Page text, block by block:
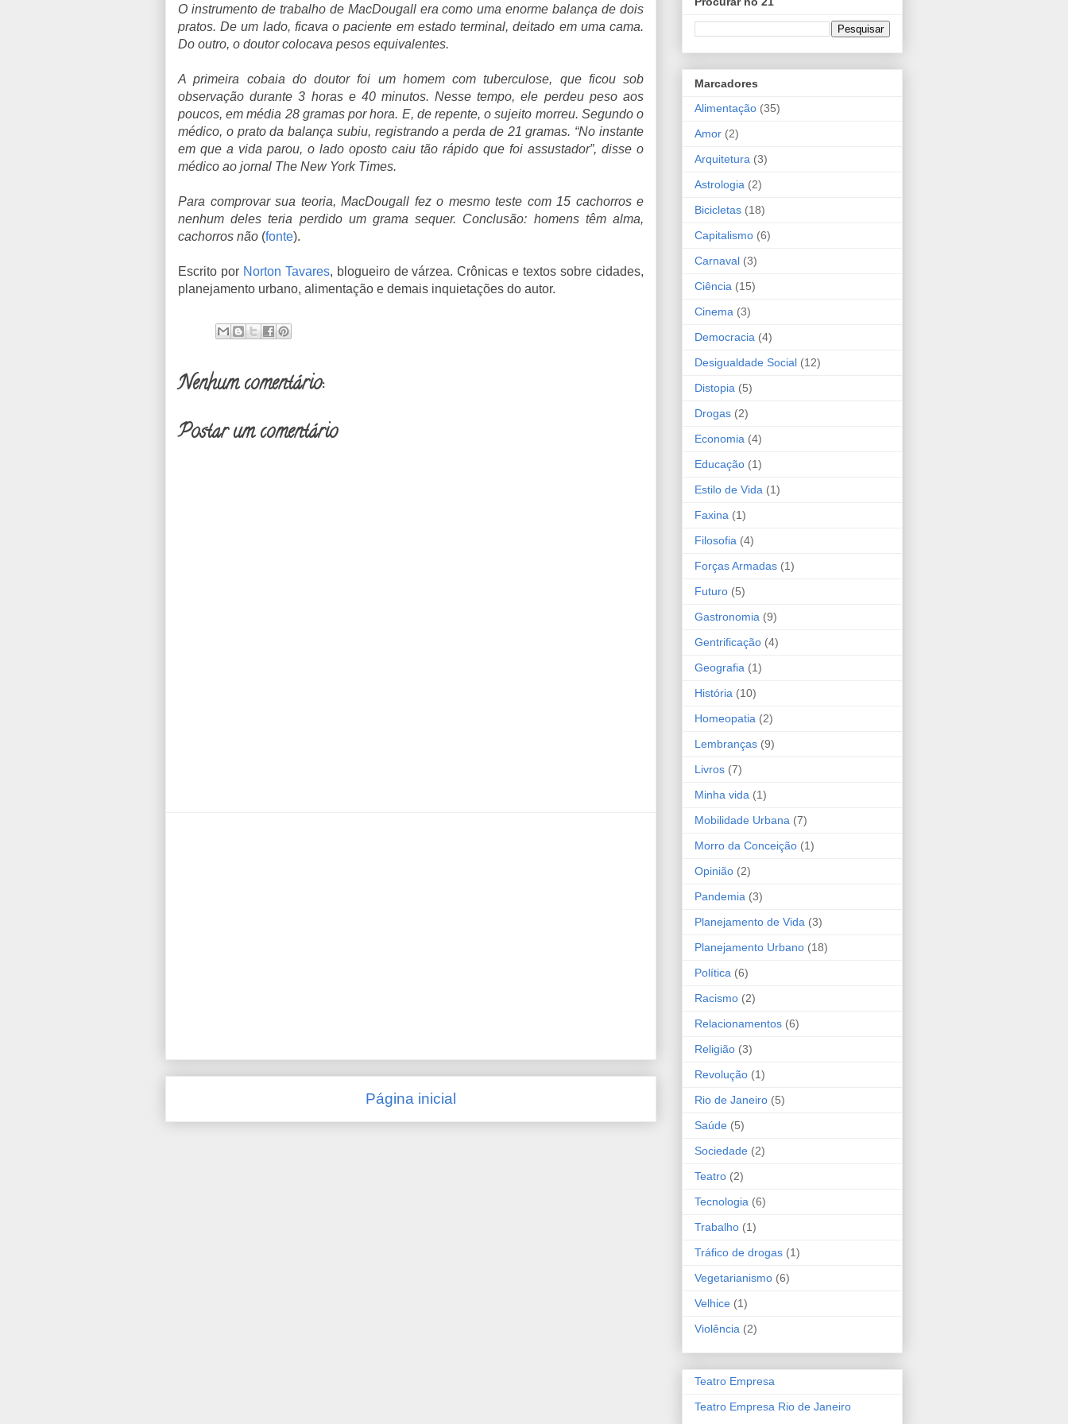
O instrumento de trabalho de MacDougall era como uma enorme balança de dois
pratos. De um lado, ficava o paciente em estado terminal, deitado em uma cama.
Do outro, o doutor colocava pesos equivalentes.
A primeira cobaia do doutor foi um homem com tuberculose, que ficou sob
observação durante 3 horas e 40 minutos. Nesse tempo, ele perdeu peso aos
poucos, em média 28 gramas por hora. E, de repente, o sujeito morreu. Segundo o
médico, o prato da balança subiu, registrando a perda de 21 gramas. “No instante
em que a vida parou, o lado oposto caiu tão rápido que foi assustador”, disse o
médico ao jornal The New York Times.
Para comprovar sua teoria, MacDougall fez o mesmo teste com 15 cachorros e
nenhum deles teria perdido um grama sequer. Conclusão: homens têm alma,
cachorros não (fonte).
Escrito por Norton Tavares, blogueiro de várzea. Crônicas e textos sobre cidades,
planejamento urbano, alimentação e demais inquietações do autor.
Nenhum comentário:
Postar um comentário
Página inicial
Marcadores
Alimentação (35)
Amor (2)
Arquitetura (3)
Astrologia (2)
Bicicletas (18)
Capitalismo (6)
Carnaval (3)
Ciência (15)
Cinema (3)
Democracia (4)
Desigualdade Social (12)
Distopia (5)
Drogas (2)
Economia (4)
Educação (1)
Estilo de Vida (1)
Faxina (1)
Filosofia (4)
Forças Armadas (1)
Futuro (5)
Gastronomia (9)
Gentrificação (4)
Geografia (1)
História (10)
Homeopatia (2)
Lembranças (9)
Livros (7)
Minha vida (1)
Mobilidade Urbana (7)
Morro da Conceição (1)
Opinião (2)
Pandemia (3)
Planejamento de Vida (3)
Planejamento Urbano (18)
Política (6)
Racismo (2)
Relacionamentos (6)
Religião (3)
Revolução (1)
Rio de Janeiro (5)
Saúde (5)
Sociedade (2)
Teatro (2)
Tecnologia (6)
Trabalho (1)
Tráfico de drogas (1)
Vegetarianismo (6)
Velhice (1)
Violência (2)
Teatro Empresa
Teatro Empresa Rio de Janeiro